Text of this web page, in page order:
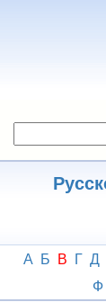
А Б В Г Д
Ф